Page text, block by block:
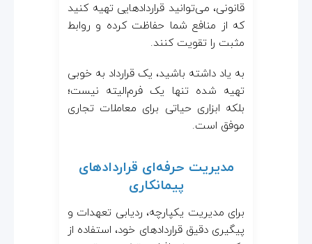
قانونی، می‌توانید قراردادهایی تهیه کنید
که از منافع شما حفاظت کرده و روابط
مثبت را تقویت کنند.
به یاد داشته باشید، یک قرارداد به خوبی
تهیه شده تنها یک فرم‌الیته نیست؛
بلکه ابزاری حیاتی برای معاملات تجاری
موفق است.
مدیریت حرفه‌ای قراردادهای
پیمانکاری
برای مدیریت یکپارچه، ردیابی تعهدات و
پیگیری دقیق قراردادهای خود، استفاده از